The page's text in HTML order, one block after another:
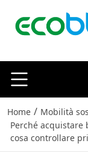
Home / Mobilità
Perché acquistare
cosa controllare